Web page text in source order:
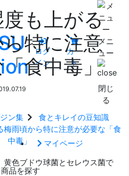
ログ
イン
カー
ト
メニ
ュー
閉じ
る
マイページ
品を探す
も上がる
特に注意
食中毒」
ン集
食とキレイの豆知識
梅雨頃から特に注意が必要な「食
中毒」
黄色ブドウ球菌とセレウス菌で